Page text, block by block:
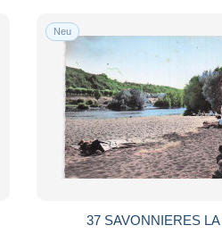
Neu
37 SAVONNIERES